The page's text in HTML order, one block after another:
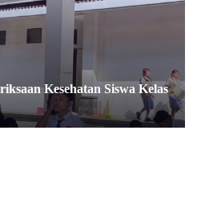
Kesehatan Siswa Kelas